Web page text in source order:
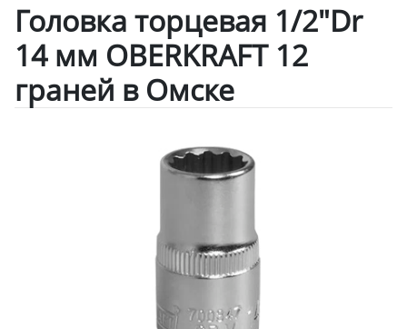
Головка торцевая 1/2"Dr
14 мм OBERKRAFT 12
граней в Омске